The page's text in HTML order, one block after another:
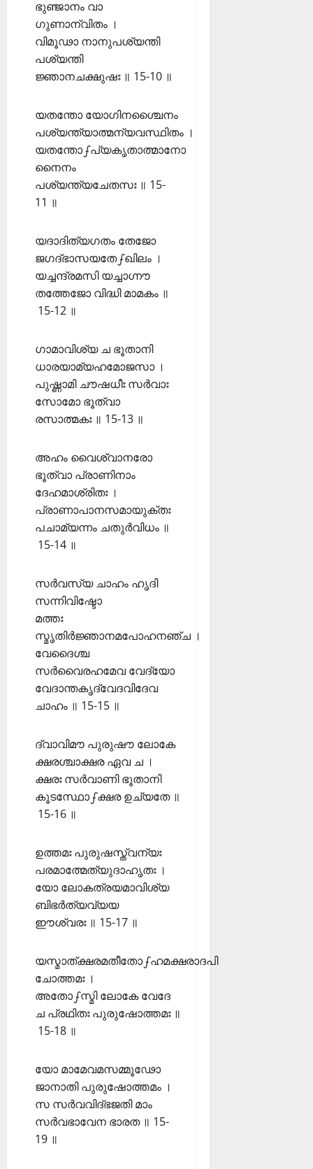
ഭുഞ്ജാനം വാ
ഗുണാന്വിതം ।
വിമൂഢാ നാനുപശ്യന്തി
പശ്യന്തി
ജ്ഞാനചക്ഷുഷഃ ॥ 15-10 ॥
യതന്തോ യോഗിനശ്ചൈനം
പശ്യന്ത്യാത്മന്യവസ്ഥിതം ।
യതന്തോഽപ്യകൃതാത്മാനോ
നൈനം
പശ്യന്ത്യചേതസഃ ॥ 15-
11 ॥
യദാദിത്യഗതം തേജോ
ജഗദ്ഭാസയതേഽഖിലം ।
യച്ചന്ദ്രമസി യച്ചാഗ്നൗ
തത്തേജോ വിദ്ധി മാമകം ॥
15-12 ॥
ഗാമാവിശ്യ ച ഭൂതാനി
ധാരയാമ്യഹമോജസാ ।
പുഷ്ണാമി ചൗഷധീഃ സർവാഃ
സോമോ ഭൂത്വാ
രസാത്മകഃ ॥ 15-13 ॥
അഹം വൈശ്വാനരോ
ഭൂത്വാ പ്രാണിനാം
ദേഹമാശ്രിതഃ ।
പ്രാണാപാനസമായുക്തഃ
പചാമ്യന്നം ചതുർവിധം ॥
15-14 ॥
സർവസ്യ ചാഹം ഹൃദി
സന്നിവിഷ്ടോ
മത്തഃ
സ്മൃതിർജ്ഞാനമപോഹനഞ്ച ।
വേദൈശ്ച
സർവൈരഹമേവ വേദ്യോ
വേദാന്തകൃദ്വേദവിദേവ
ചാഹം ॥ 15-15 ॥
ദ്വാവിമൗ പുരുഷൗ ലോകേ
ക്ഷരശ്ചാക്ഷര ഏവ ച ।
ക്ഷരഃ സർവാണി ഭൂതാനി
കൂടസ്ഥോഽക്ഷര ഉച്യതേ ॥
15-16 ॥
ഉത്തമഃ പുരുഷസ്ത്വന്യഃ
പരമാത്മേത്യുദാഹൃതഃ ।
യോ ലോകത്രയമാവിശ്യ
ബിഭർത്യവ്യയ
ഈശ്വരഃ ॥ 15-17 ॥
യസ്മാത്ക്ഷരമതീതോഽഹമക്ഷരാദപി
ചോത്തമഃ ।
അതോഽസ്മി ലോകേ വേദേ
ച പ്രഥിതഃ പുരുഷോത്തമഃ ॥
15-18 ॥
യോ മാമേവമസമ്മൂഢോ
ജാനാതി പുരുഷോത്തമം ।
സ സർവവിദ്ഭജതി മാം
സർവഭാവേന ഭാരത ॥ 15-
19 ॥